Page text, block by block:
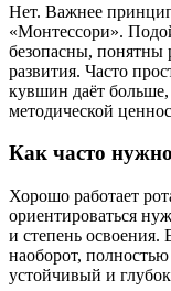
Нет. Важнее
«Монтессори».
безопасны, понятны
развития. Часто
кувшин даёт
методической
Как часто
Хорошо работает
ориентироваться
и степень освоения.
наоборот,
устойчивый и